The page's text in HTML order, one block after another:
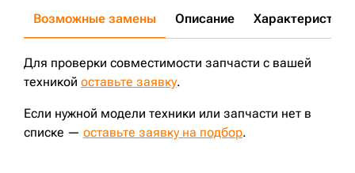
Возможные замены Описание Характеристики
Для проверки совместимости запчасти с вашей
техникой оставьте заявку.
Если нужной модели техники или запчасти нет в
списке — оставьте заявку на подбор.